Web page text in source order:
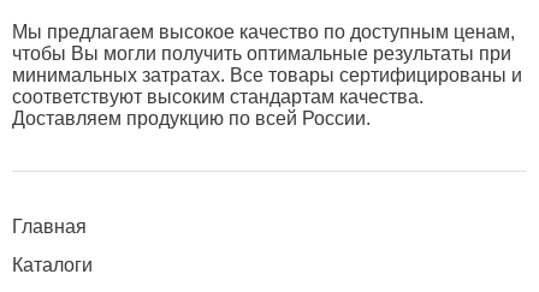
Мы предлагаем высокое качество по доступным ценам,
чтобы Вы могли получить оптимальные результаты при
минимальных затратах. Все товары сертифицированы и
соответствуют высоким стандартам качества.
Доставляем продукцию по всей России.
Главная
Каталоги